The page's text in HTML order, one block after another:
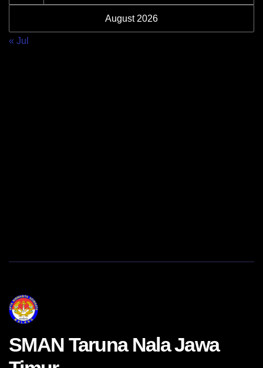
August 2026
« Jul
SMAN Taruna Nala Jawa